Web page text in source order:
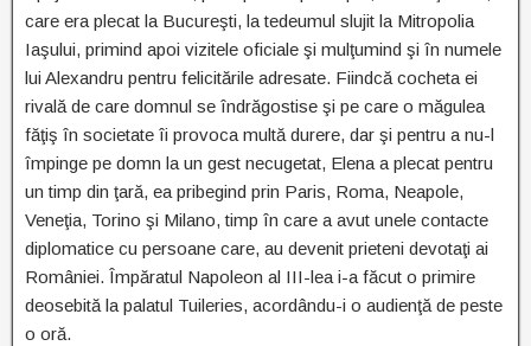
care era plecat la Bucureşti, la tedeumul slujit la Mitropolia
Iaşului, primind apoi vizitele oficiale şi mulţumind şi în numele
lui Alexandru pentru felicitările adresate. Fiindcă cocheta ei
rivală de care domnul se îndrăgostise şi pe care o măgulea
făţiş în societate îi provoca multă durere, dar şi pentru a nu-l
împinge pe domn la un gest necugetat, Elena a plecat pentru
un timp din ţară, ea pribegind prin Paris, Roma, Neapole,
Veneţia, Torino şi Milano, timp în care a avut unele contacte
diplomatice cu persoane care, au devenit prieteni devotaţi ai
României. Împăratul Napoleon al III-lea i-a făcut o primire
deosebită la palatul Tuileries, acordându-i o audienţă de peste
o oră.